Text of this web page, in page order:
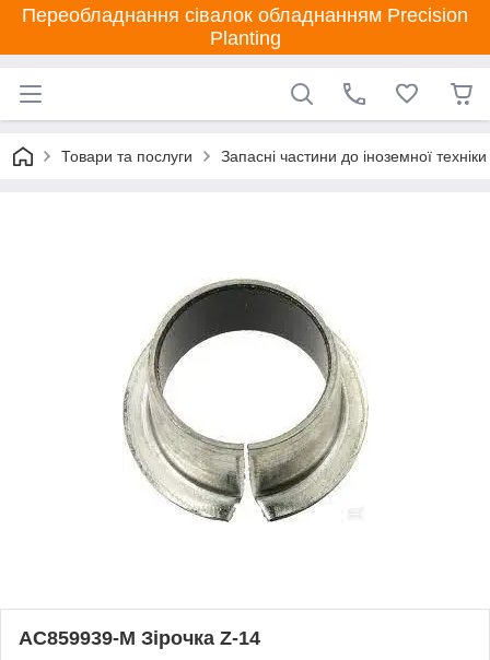
Переобладнання сівалок обладнанням Precision
Planting
Товари та послуги Запасні частини до іноземної техніки
AC859939-M Зірочка Z-14